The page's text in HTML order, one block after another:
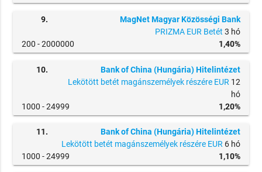
9.
MagNet Magyar Közösségi Bank
PRIZMA EUR Betét 3 hó
200 -2000000 1,40%
10.
Bank of China (Hungária) Hitelintézet
Lekötött betét magánszemélyek részére EUR 12
hó
1000 -24999 1,20%
11.
Bank of China (Hungária) Hitelintézet
Lekötött betét magánszemélyek részére EUR 6 hó
1000 -24999 1,10%